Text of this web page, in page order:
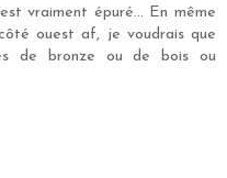
vraiment épuré... En même
ouest af, je voudrais que
de bronze ou de bois ou